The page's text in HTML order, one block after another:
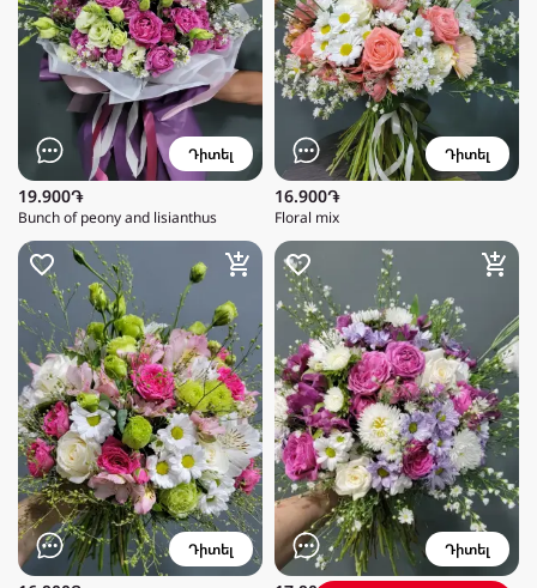
Դիտել
19.900֏
Bunch of peony and lisianthus
Դիտել
16.900֏
Floral mix
Դիտել Դիտել